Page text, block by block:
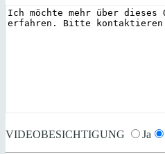
VIDEOBESICHTIGUNG Ja